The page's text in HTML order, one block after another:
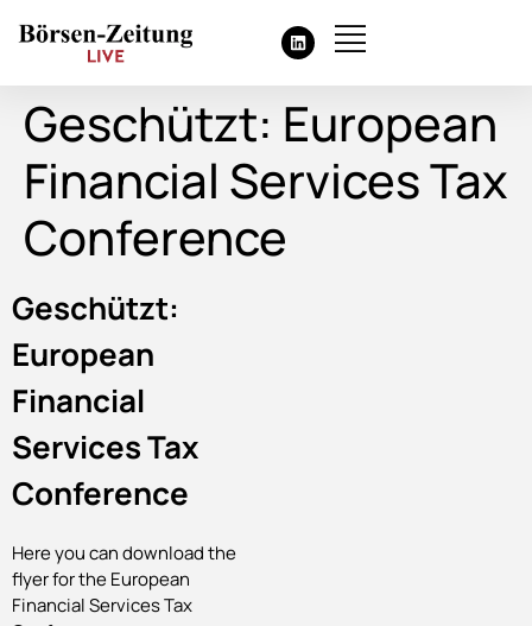
Geschützt: European
Financial Services Tax
Conference
Geschützt:
European
Financial
Services Tax
Conference
Here you can download the
flyer for the European
Financial Services Tax